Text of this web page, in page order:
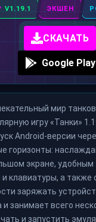
ЭКШЕН
V1.19.1
СКАЧАТЬ
Google Play
мир
игру «Танки»
Android-версии
горизонты:
экране, удобным
а также
заряжать
и занимает всего
и запустить